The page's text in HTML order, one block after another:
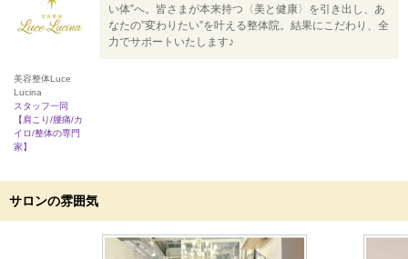
美容整体Luce
Lucina
スタッフ一同
【肩こり/腰痛/カ
イロ/整体の専門
家】
い体”へ。皆さまが本来持つ〈美と健康〉を引き出し、あ
なたの”変わりたい”を叶える整体院。結果にこだわり、全
力でサポートいたします♪
サロンの雰囲気